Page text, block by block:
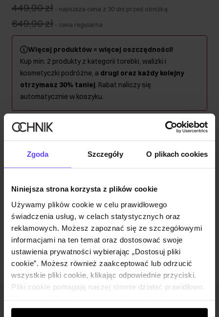
Zgoda Szczegóły O plikach cookies
Niniejsza strona korzysta z plików cookie
Używamy plików cookie w celu prawidłowego
świadczenia usług, w celach statystycznych oraz
reklamowych. Możesz zapoznać się ze szczegółowymi
informacjami na ten temat oraz dostosować swoje
ustawienia prywatności wybierając „Dostosuj pliki
cookie”. Możesz również zaakceptować lub odrzucić
wszystkie pliki cookie, klikając odpowiednie przyciski.
Pliki cookie pomagają naszej stronie działać prawidłowo.
wyświetlać im dopasowane do ich preferencji treści,
449,90 zł - najniższa cena z 30 dni przed obniżką
649,90 zł - cena regularna
Więcej produktów = więcej oszczędności!
Kup min. 2 produkty z kategorii torebki, walizki i
kosmetyczki podróżne, a drugi oraz każdy kolejny
otrzymasz 30% taniej. Rabat naliczy się
automatycznie w koszyku.
Opis produktu
Szczegóły
Skład i wymiary
Opinie
Newsletter